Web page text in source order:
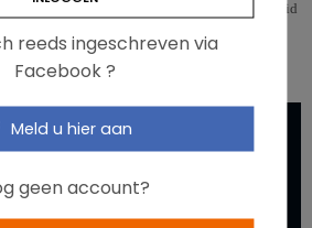
Deze studie onderzocht de veiligheid
reeds ingeschreven via
Facebook ?
Meld u hier aan
geen account?